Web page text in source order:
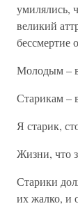
умилялись,
великий
бессмертие
Молодым –
Старикам –
Я старик,
Жизни, что
Старики
их жалко, и